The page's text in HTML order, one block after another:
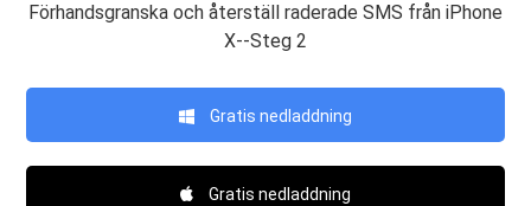
Förhandsgranska och återställ raderade SMS från iPhone
X--Steg 2
Gratis nedladdning
Gratis nedladdning